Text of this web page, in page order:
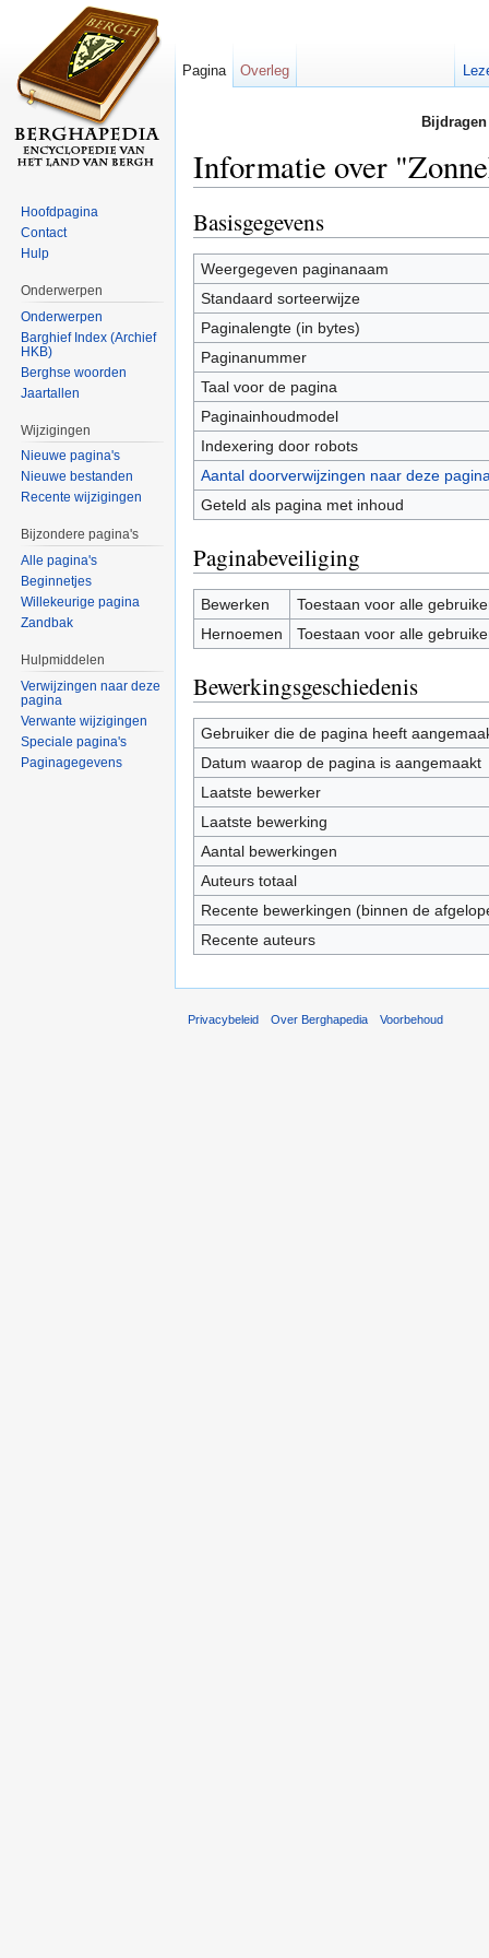
Informatie over
Basisgegevens
Weergegeven paginanaam
Standaard sorteerwijze
Paginalengte (in bytes)
Paginanummer
Taal voor de pagina
Paginainhoudmodel
Indexering door robots
Aantal doorverwijzingen naar deze
Geteld als pagina met inhoud
Paginabeveiliging
Bewerken
Toestaan voor alle
Hernoemen
Toestaan voor alle
Bewerkingsgeschiedenis
Gebruiker die de pagina heeft
Datum waarop de pagina is aangemaakt
Laatste bewerker
Laatste bewerking
Aantal bewerkingen
Auteurs totaal
Recente bewerkingen (binnen de
Recente auteurs
Pagina Overleg
Hoofdpagina
Contact
Hulp
Onderwerpen
Onderwerpen
Barghief Index (Archief
HKB)
Berghse woorden
Jaartallen
Wijzigingen
Nieuwe pagina's
Nieuwe bestanden
Recente wijzigingen
Bijzondere pagina's
Alle pagina's
Beginnetjes
Willekeurige pagina
Zandbak
Hulpmiddelen
Verwijzingen naar deze
pagina
Verwante wijzigingen
Speciale pagina's
Paginagegevens
Privacybeleid Over Berghapedia Voorbehoud